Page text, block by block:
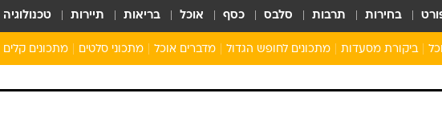
בחירות תרבות סלבס כסף אוכל בריאות תיירות טכנולוגיה
ביקורת מסעדות מתכונים לחופש הגדול מדברים אוכל מתכוני סלטים מתכונים קלים